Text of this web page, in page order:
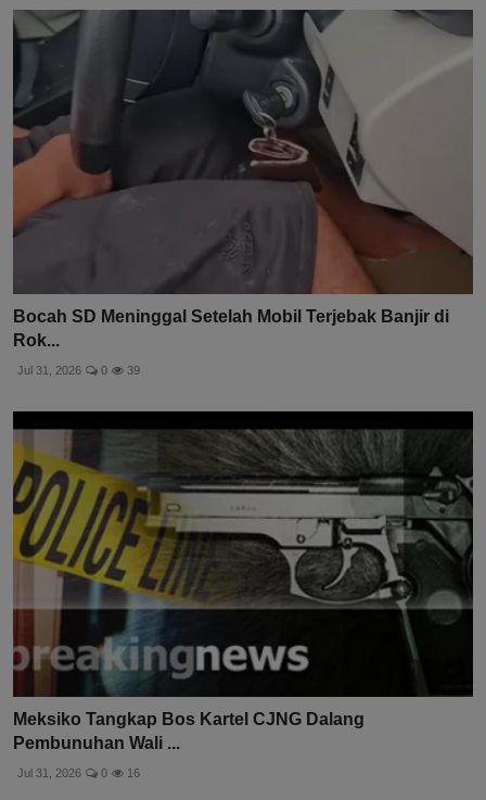
Bocah SD Meninggal Setelah Mobil Terjebak Banjir di
Rok...
Jul 31, 2026 0 39
Meksiko Tangkap Bos Kartel CJNG Dalang
Pembunuhan Wali ...
Jul 31, 2026 0 16